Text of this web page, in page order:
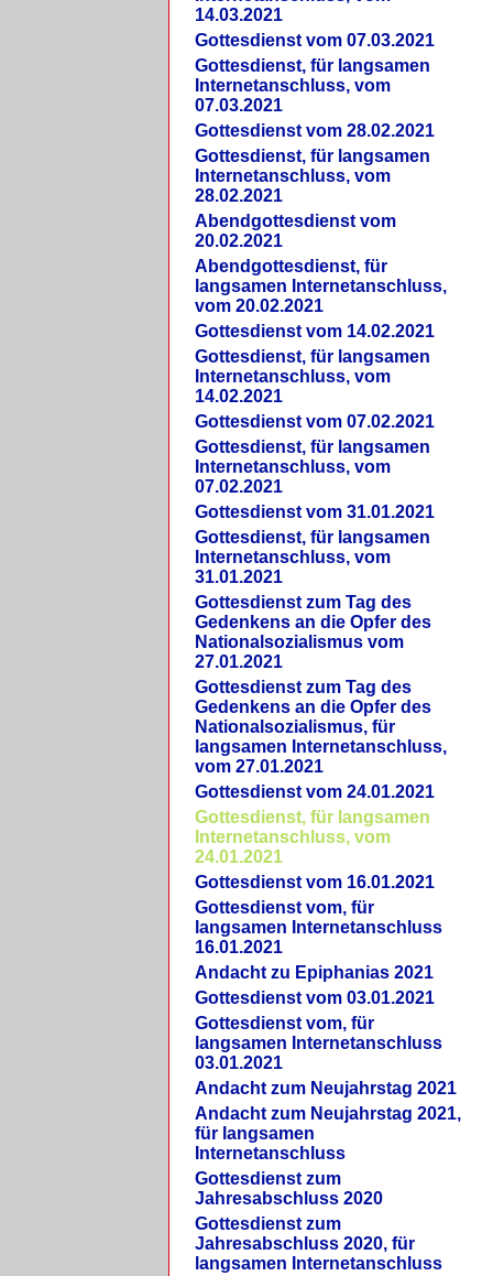
14.03.2021
Gottesdienst vom 07.03.2021
Gottesdienst, für langsamen
Internetanschluss, vom
07.03.2021
Gottesdienst vom 28.02.2021
Gottesdienst, für langsamen
Internetanschluss, vom
28.02.2021
Abendgottesdienst vom
20.02.2021
Abendgottesdienst, für
langsamen Internetanschluss,
vom 20.02.2021
Gottesdienst vom 14.02.2021
Gottesdienst, für langsamen
Internetanschluss, vom
14.02.2021
Gottesdienst vom 07.02.2021
Gottesdienst, für langsamen
Internetanschluss, vom
07.02.2021
Gottesdienst vom 31.01.2021
Gottesdienst, für langsamen
Internetanschluss, vom
31.01.2021
Gottesdienst zum Tag des
Gedenkens an die Opfer des
Nationalsozialismus vom
27.01.2021
Gottesdienst zum Tag des
Gedenkens an die Opfer des
Nationalsozialismus, für
langsamen Internetanschluss,
vom 27.01.2021
Gottesdienst vom 24.01.2021
Gottesdienst, für langsamen
Internetanschluss, vom
24.01.2021
Gottesdienst vom 16.01.2021
Gottesdienst vom, für
langsamen Internetanschluss
16.01.2021
Andacht zu Epiphanias 2021
Gottesdienst vom 03.01.2021
Gottesdienst vom, für
langsamen Internetanschluss
03.01.2021
Andacht zum Neujahrstag 2021
Andacht zum Neujahrstag 2021,
für langsamen
Internetanschluss
Gottesdienst zum
Jahresabschluss 2020
Gottesdienst zum
Jahresabschluss 2020, für
langsamen Internetanschluss